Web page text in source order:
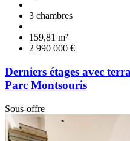
3 chambres
159,81 m²
2 990 000 €
Derniers étages avec
Parc Montsouris
Sous-offre